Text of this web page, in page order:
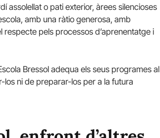
assolellat o pati exterior, àrees silencioses
amb una ràtio generosa, amb
respecte pels processos d’aprenentatge i
Bressol adequa els seus programes al
los ni de preparar-los per a la futura